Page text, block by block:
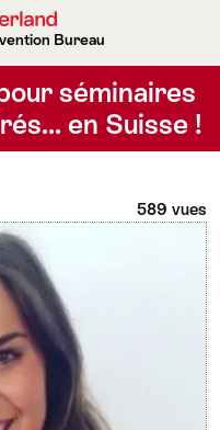
Bureau
séminaires
en Suisse !
589 vues